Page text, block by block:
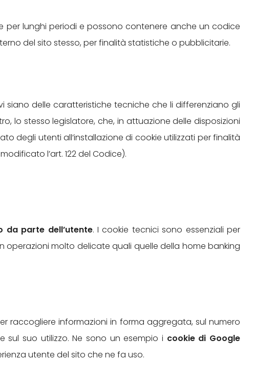
per lunghi periodi e possono contenere anche un codice
del sito stesso, per finalità statistiche o pubblicitarie.
delle caratteristiche tecniche che li differenziano gli
lo stesso legislatore, che, in attuazione delle disposizioni
degli utenti all’installazione di cookie utilizzati per finalità
l’art. 122 del Codice).
da parte dell’utente. I cookie tecnici sono essenziali per
operazioni molto delicate quali quelle della home banking
raccogliere informazioni in forma aggregata, sul numero
suo utilizzo. Ne sono un esempio i cookie di Google
utente del sito che ne fa uso.